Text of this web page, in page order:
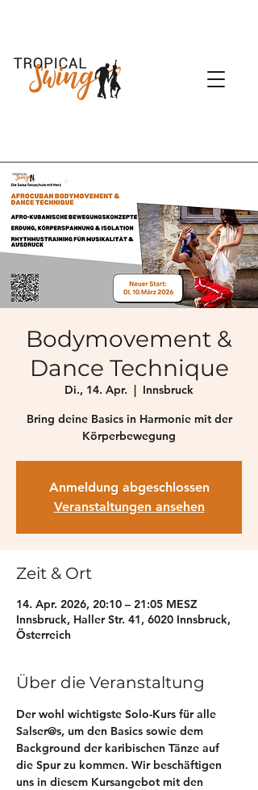
Bodymovement &
Dance Technique
Di., 14. Apr.
  |
Innsbruck
Bring deine Basics in Harmonie mit der
Anmeldung abgeschlossen
Veranstaltungen ansehen
Zeit & Ort
14. Apr. 2026, 20:10 – 21:05 MESZ
Innsbruck, Haller Str. 41, 6020 Innsbruck,
Österreich
Über die Veranstaltung
Der wohl wichtigste Solo-Kurs für alle
Salser@s, um den Basics sowie dem
Background der karibischen Tänze auf
die Spur zu kommen. Wir beschäftigen
uns in diesem Kursangebot mit den